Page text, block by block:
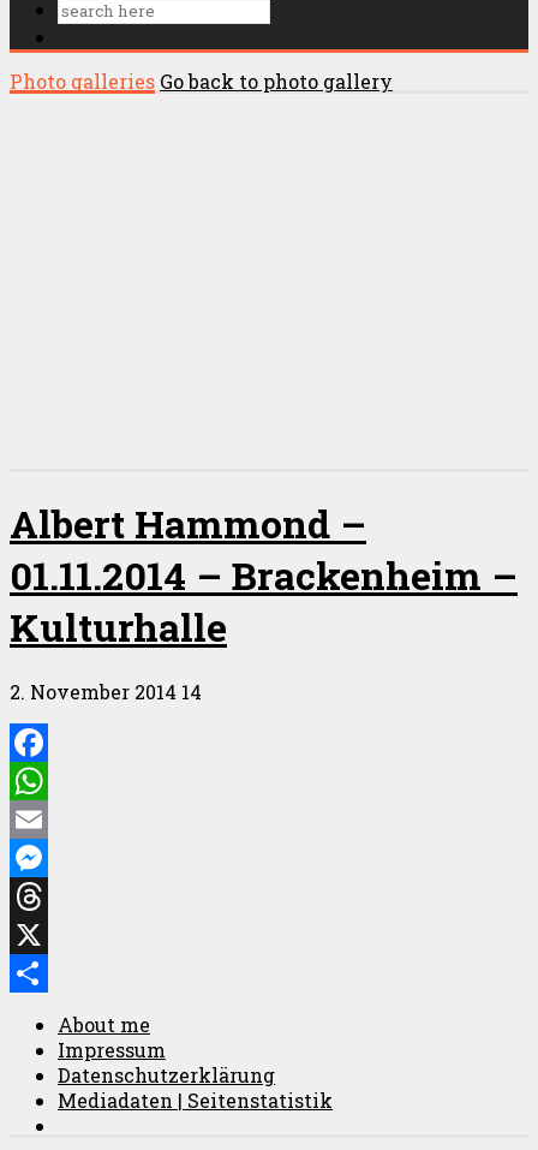
Photo galleries Go back to photo gallery
Albert Hammond –
01.11.2014 – Brackenheim –
Kulturhalle
2. November 2014 14
Facebook
WhatsApp
Email
Messenger
Threads
X
About me
Impressum
Datenschutzerklärung
Mediadaten | Seitenstatistik